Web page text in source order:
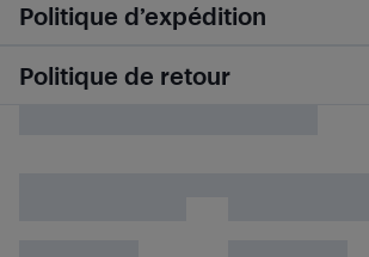
Politique d’expédition
Politique de retour